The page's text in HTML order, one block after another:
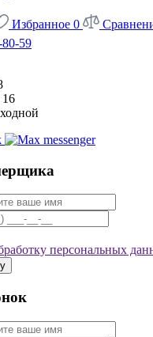
Избранное 0
59
16
персональных